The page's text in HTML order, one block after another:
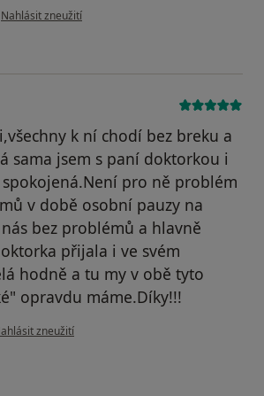
podle názoru uživatele Pacient
Nahlásit zneužití
k ní chodí bez breku a
sama jsem s paní doktorkou i
pro ně problém
v době osobní pauzy na
bez problémů a hlavně
přijala i ve svém
hodně a tu my v obě tyto
opravdu máme.Díky!!!
názoru uživatele Pacient
zneužití